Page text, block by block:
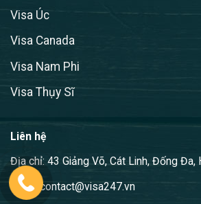
Visa Úc
Visa Canada
Visa Nam Phi
Visa Thụy Sĩ
Liên hệ
Địa chỉ: 43 Giảng Võ, Cát Linh, Đống Đa,
Email: contact@visa247.vn